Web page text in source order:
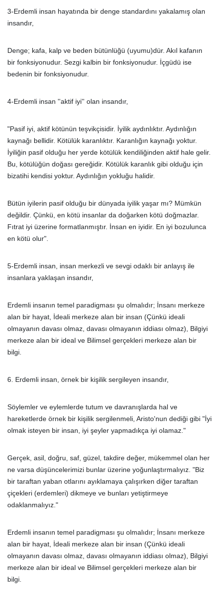
3-Erdemli insan hayatında bir denge standardını yakalamış olan
insandır,
Denge; kafa, kalp ve beden bütünlüğü (uyumu)dür. Akıl kafanın
bir fonksiyonudur. Sezgi kalbin bir fonksiyonudur. İçgüdü ise
bedenin bir fonksiyonudur.
4-Erdemli insan ''aktif iyi'' olan insandır,
"Pasif iyi, aktif kötünün teşvikçisidir. İyilik aydınlıktır. Aydınlığın
kaynağı bellidir. Kötülük karanlıktır. Karanlığın kaynağı yoktur.
İyiliğin pasif olduğu her yerde kötülük kendiliğinden aktif hale gelir.
Bu, kötülüğün doğası gereğidir. Kötülük karanlık gibi olduğu için
bizatihi kendisi yoktur. Aydınlığın yokluğu halidir.
Bütün iyilerin pasif olduğu bir dünyada iyilik yaşar mı? Mümkün
değildir. Çünkü, en kötü insanlar da doğarken kötü doğmazlar.
Fıtrat iyi üzerine formatlanmıştır. İnsan en iyidir. En iyi bozulunca
en kötü olur".
5-Erdemli insan, insan merkezli ve sevgi odaklı bir anlayış ile
insanlara yaklaşan insandır,
Erdemli insanın temel paradigması şu olmalıdır; İnsanı merkeze
alan bir hayat, İdeali merkeze alan bir insan (Çünkü ideali
olmayanın davası olmaz, davası olmayanın iddiası olmaz), Bilgiyi
merkeze alan bir ideal ve Bilimsel gerçekleri merkeze alan bir
bilgi.
6. Erdemli insan, örnek bir kişilik sergileyen insandır,
Söylemler ve eylemlerde tutum ve davranışlarda hal ve
hareketlerde örnek bir kişilik sergilenmeli, Aristo'nun dediği gibi "İyi
olmak isteyen bir insan, iyi şeyler yapmadıkça iyi olamaz."
Gerçek, asil, doğru, saf, güzel, takdire değer, mükemmel olan her
ne varsa düşüncelerimizi bunlar üzerine yoğunlaştırmalıyız. "Biz
bir taraftan yaban otlarını ayıklamaya çalışırken diğer taraftan
çiçekleri (erdemleri) dikmeye ve bunları yetiştirmeye
odaklanmalıyız."
Erdemli insanın temel paradigması şu olmalıdır; İnsanı merkeze
alan bir hayat, İdeali merkeze alan bir insan (Çünkü ideali
olmayanın davası olmaz, davası olmayanın iddiası olmaz), Bilgiyi
merkeze alan bir ideal ve Bilimsel gerçekleri merkeze alan bir
bilgi.